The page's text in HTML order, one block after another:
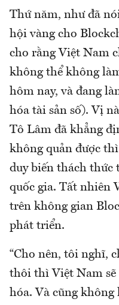
Thứ năm, như đã
hội vàng cho
cho rằng Việt Nam
không thể không
hôm nay, và đang
hóa tài sản số). Vị
Tô Lâm đã khẳng
không quản được
duy biến thách thức
quốc gia. Tất nhiên
trên không gian
phát triển.
“Cho nên, tôi nghĩ,
thôi thì Việt Nam sẽ
hóa. Và cũng không